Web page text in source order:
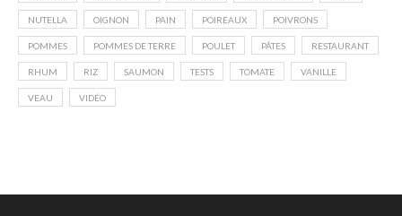
NUTELLA OIGNON PAIN POIREAUX POIVRONS
POMMES POMMES DE TERRE POULET PÂTES RESTAURANT
RHUM RIZ SAUMON TESTS TOMATE VANILLE
VEAU VIDÉO